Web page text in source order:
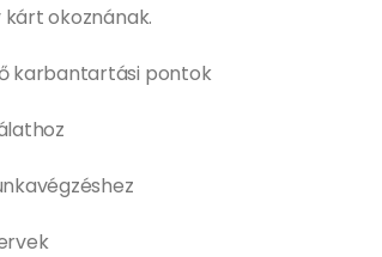
kárt okoznának.
karbantartási pontok